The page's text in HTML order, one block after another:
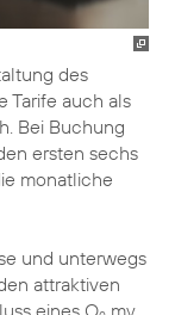
des
Tarife auch als
Bei Buchung
ersten sechs
monatliche
und unterwegs
attraktiven
eines O my